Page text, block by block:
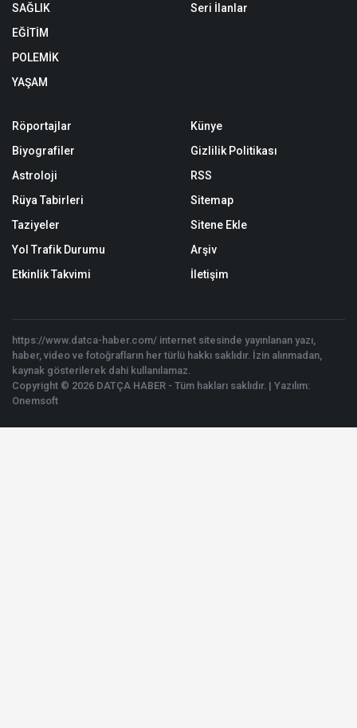
SAĞLIK
EĞİTİM
POLEMİK
YAŞAM
Seri İlanlar
Röportajlar
Biyografiler
Astroloji
Rüya Tabirleri
Taziyeler
Yol Trafik Durumu
Etkinlik Takvimi
Künye
Gizlilik Politikası
RSS
Sitemap
Sitene Ekle
Arşiv
İletişim
https://www.datca-haber.com/ internet sitesinde yayınlanan yazı,
haber, video ve fotoğrafların her türlü hakkı saklıdır. İzin alınmadan,
kaynak gösterilerek dahi kullanılamaz.
Copyright © 2026 DATÇA HABER - Tüm hakları saklıdır. | Yazılım:
Onemsoft